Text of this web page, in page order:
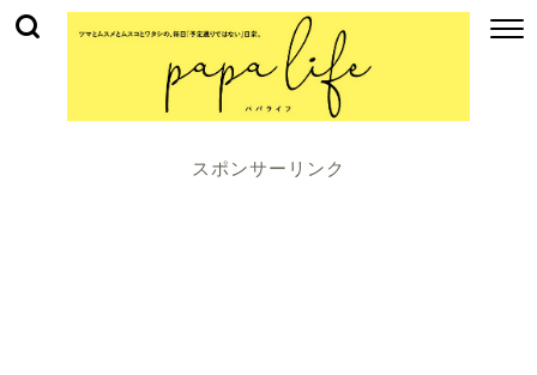
スポンサーリンク